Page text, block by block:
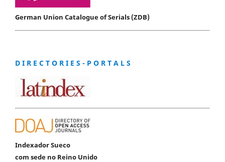
German Union Catalogue of Serials (ZDB)
D I R E C T O R I E S - P O R T A L S
Indexador Sueco
com sede no Reino Unido